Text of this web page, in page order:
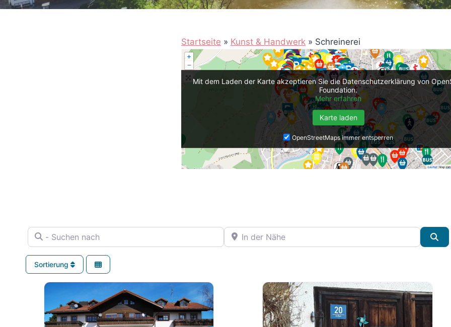
Startseite » Kunst & Handwerk » Schreinerei
Mit dem Laden der Karte akzeptieren Sie die Datenschutzerklärung von
Foundation.
Mehr erfahren
Karte laden
OpenStreetMaps immer entsperren
- Suchen nach In der Nähe
Sortierung